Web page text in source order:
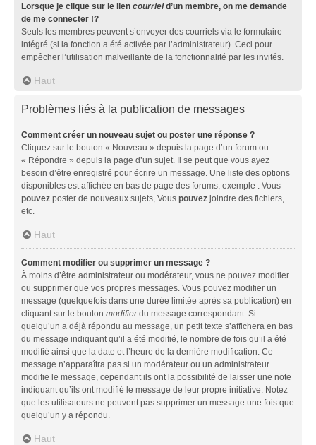
Lorsque je clique sur le lien courrield’un membre, on me demande
de me connecter !?
Seuls les membres peuvent s’envoyer des courriels via le formulaire
intégré (si la fonction a été activée par l’administrateur). Ceci pour
empêcher l’utilisation malveillante de la fonctionnalité par les invités.
Haut
Problèmes liés à la publication de messages
Comment créer un nouveau sujet ou poster une réponse ?
Cliquez sur le bouton « Nouveau » depuis la page d’un forum ou
« Répondre » depuis la page d’un sujet. Il se peut que vous ayez
besoin d’être enregistré pour écrire un message. Une liste des options
disponibles est affichée en bas de page des forums, exemple : Vous
pouvez poster de nouveaux sujets, Vous pouvez joindre des fichiers,
etc.
Haut
Comment modifier ou supprimer un message ?
À moins d’être administrateur ou modérateur, vous ne pouvez modifier
ou supprimer que vos propres messages. Vous pouvez modifier un
message (quelquefois dans une durée limitée après sa publication) en
cliquant sur le bouton modifierdu message correspondant. Si
quelqu’un a déjà répondu au message, un petit texte s’affichera en bas
du message indiquant qu’il a été modifié, le nombre de fois qu’il a été
modifié ainsi que la date et l’heure de la dernière modification. Ce
message n’apparaîtra pas si un modérateur ou un administrateur
modifie le message, cependant ils ont la possibilité de laisser une note
indiquant qu’ils ont modifié le message de leur propre initiative. Notez
que les utilisateurs ne peuvent pas supprimer un message une fois que
quelqu’un y a répondu.
Haut